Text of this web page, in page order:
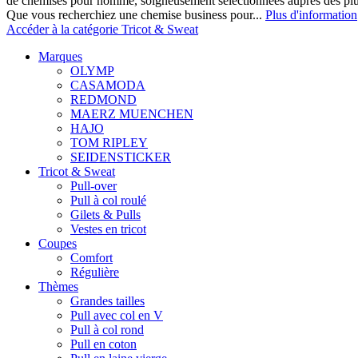
Que vous recherchiez une chemise business pour... Plus d'information
Accéder à la catégorie Tricot & Sweat
Marques
OLYMP
CASAMODA
REDMOND
MAERZ MUENCHEN
HAJO
TOM RIPLEY
SEIDENSTICKER
Tricot & Sweat
Pull-over
Pull à col roulé
Gilets & Pulls
Vestes en tricot
Coupes
Comfort
Régulière
Thèmes
Grandes tailles
Pull avec col en V
Pull à col rond
Pull en coton